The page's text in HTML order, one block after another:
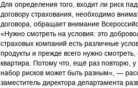
Для определения того, входит ли риск
договору страхования, необходимо
договора, обращает внимание
«Нужно смотреть на условия: это
страховых компаний есть различные
продукты и прежде всего нужно смотреть,
квартира. Потому что, ещё раз повторю,
набор рисков может быть разным», —
заместитель директора департамента